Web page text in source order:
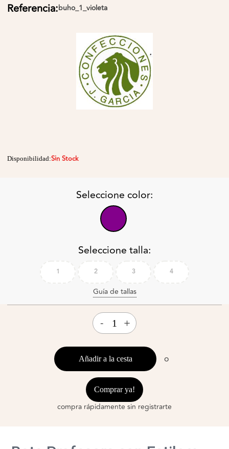
Referencia:buho_1_violeta
Disponibilidad:Sin Stock
Seleccione color:
Seleccione talla:
1 2 3 4
Guía de tallas
- +
Añadir a la cesta o
Comprar ya!
compra rápidamente sin registrarte